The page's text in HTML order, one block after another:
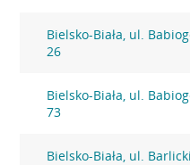
Bielsko-Biała, ul.
26
Bielsko-Biała, ul.
73
Bielsko-Biała, ul.